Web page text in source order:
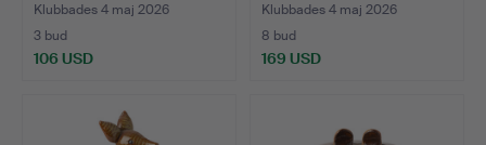
Klubbades 4 maj 2026
3 bud
106 USD
Klubbades 4 maj 2026
8 bud
169 USD